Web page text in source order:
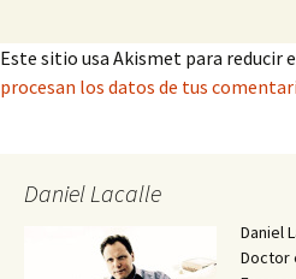
Este sitio usa Akismet para reducir
procesan los datos de tus
Daniel Lacalle
Daniel
Doctor